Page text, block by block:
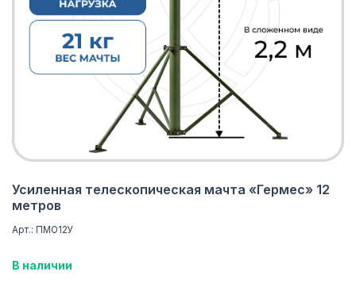
Усиленная телескопическая мачта «Гермес» 12
метров
Арт.: ПМО12У
В наличии